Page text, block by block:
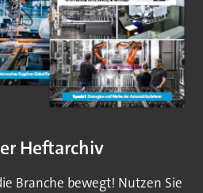
Heftarchiv
Branche bewegt! Nutzen Sie